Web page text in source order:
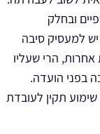
ובחלק
למעסיק סיבה
הרי שעליו
בפני הועדה.
תקין לעובדת